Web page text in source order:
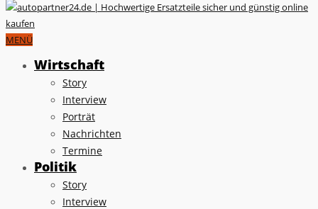
MENÜ
Wirtschaft
Story
Interview
Porträt
Nachrichten
Termine
Politik
Story
Interview